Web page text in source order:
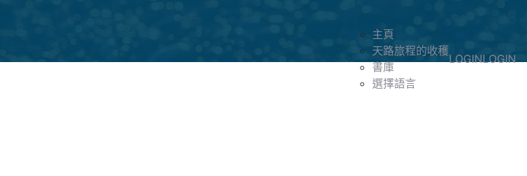
主頁
天路旅程的收穫
書庫
選擇語言
LOGINLOGIN